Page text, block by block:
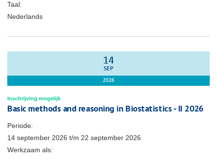
Taal:
Nederlands
14
SEP
2026
Inschrijving mogelijk
Basic methods and reasoning in Biostatistics - II 2026
Periode:
14 september 2026 t/m 22 september 2026
Werkzaam als: